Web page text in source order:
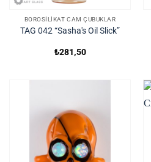
BOROSILIKAT CAM ÇUBUKLAR
TAG 042 “Sasha's Oil Slick”
₺281,50